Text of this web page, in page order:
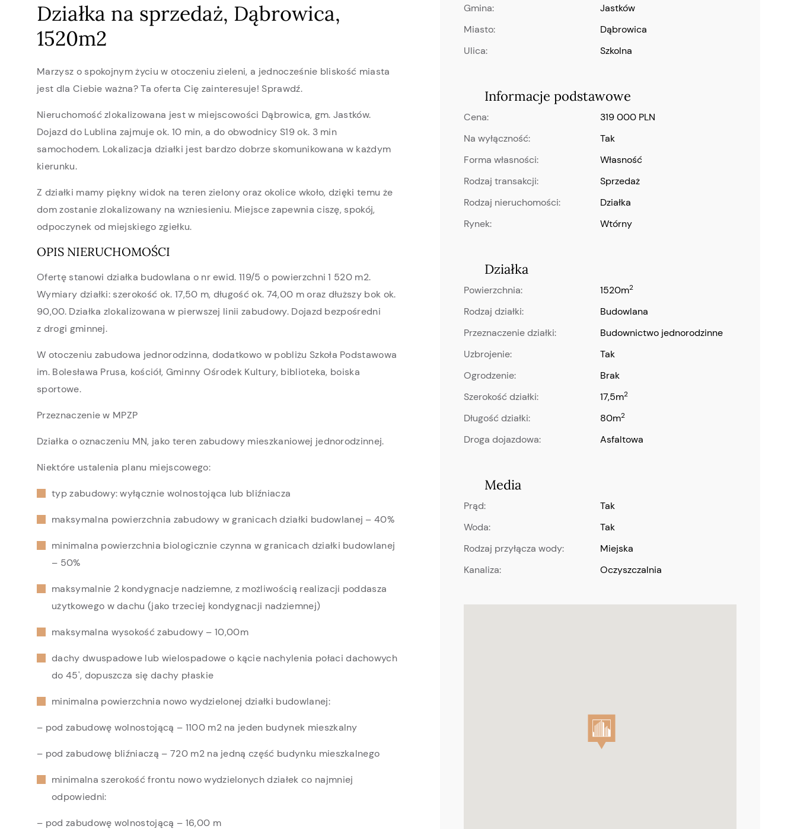
Działka na sprzedaż, Dąbrowica,
1520m2
Marzysz o spokojnym życiu w otoczeniu zieleni, a jednocześnie bliskość miasta
jest dla Ciebie ważna? Ta oferta Cię zainteresuje! Sprawdź.
Nieruchomość zlokalizowana jest w miejscowości Dąbrowica, gm. Jastków.
Dojazd do Lublina zajmuje ok. 10 min, a do obwodnicy S19 ok. 3 min
samochodem. Lokalizacja działki jest bardzo dobrze skomunikowana w każdym
kierunku.
Z działki mamy piękny widok na teren zielony oraz okolice wkoło, dzięki temu że
dom zostanie zlokalizowany na wzniesieniu. Miejsce zapewnia ciszę, spokój,
odpoczynek od miejskiego zgiełku.
OPIS NIERUCHOMOŚCI
Ofertę stanowi działka budowlana o nr ewid. 119/5 o powierzchni 1 520 m2.
Wymiary działki: szerokość ok. 17,50 m, długość ok. 74,00 m oraz dłuższy bok ok.
90,00. Działka zlokalizowana w pierwszej linii zabudowy. Dojazd bezpośredni
z drogi gminnej.
W otoczeniu zabudowa jednorodzinna, dodatkowo w pobliżu Szkoła Podstawowa
im. Bolesława Prusa, kościół, Gminny Ośrodek Kultury, biblioteka, boiska
sportowe.
Przeznaczenie w MPZP
Działka o oznaczeniu MN, jako teren zabudowy mieszkaniowej jednorodzinnej.
Niektóre ustalenia planu miejscowego:
typ zabudowy: wyłącznie wolnostojąca lub bliźniacza
maksymalna powierzchnia zabudowy w granicach działki budowlanej – 40%
minimalna powierzchnia biologicznie czynna w granicach działki budowlanej
– 50%
maksymalnie 2 kondygnacje nadziemne, z możliwością realizacji poddasza
użytkowego w dachu (jako trzeciej kondygnacji nadziemnej)
maksymalna wysokość zabudowy – 10,00m
dachy dwuspadowe lub wielospadowe o kącie nachylenia połaci dachowych
do 45', dopuszcza się dachy płaskie
minimalna powierzchnia nowo wydzielonej działki budowlanej:
– pod zabudowę wolnostojącą – 1100 m2 na jeden budynek mieszkalny
– pod zabudowę bliźniaczą – 720 m2 na jedną część budynku mieszkalnego
minimalna szerokość frontu nowo wydzielonych działek co najmniej
odpowiedni:
– pod zabudowę wolnostojącą – 16,00 m
Gmina:
Jastków
Miasto:
Dąbrowica
Ulica:
Szkolna
Informacje podstawowe
Cena:
319 000 PLN
Na wyłączność:
Tak
Forma własności:
własność
Rodzaj transakcji:
Sprzedaż
Rodzaj nieruchomości:
Działka
Rynek:
wtórny
Działka
Powierzchnia: 1520m2
Rodzaj działki:
budowlana
Przeznaczenie działki:
budownictwo jednorodzinne
Uzbrojenie:
Tak
Ogrodzenie:
brak
Szerokość działki:
17,5m2
Długość działki: 80m2
Droga dojazdowa: asfaltowa
Media
Prąd:
Tak
Woda:
Tak
Rodzaj przyłącza wody:
miejska
Kanaliza:
oczyszczalnia